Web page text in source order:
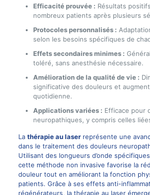
Efficacité prouvée : Résultats
nombreux patients après plusieurs
Protocoles personnalisés :
selon les besoins spécifiques de
Effets secondaires minimes :
toléré, sans anesthésie nécessaire.
Amélioration de la qualité de vie :
significative des douleurs et
quotidienne.
Applications variées : Efficace pour
neuropathiques, y compris celles
La thérapie au laserreprésente une
dans le traitement des douleurs
Utilisant des longueurs d’onde
cette méthode non invasive favorise la
douleur tout en améliorant la fonction
patients. Grâce à ses effets anti-
régénérateurs, la thérapie au laser